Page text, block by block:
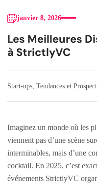
janvier 8, 2026
Les Meilleures
à StrictlyVC
Start-ups Tendances et
Imaginez un monde où les
viennent pas d’une scène
interminables, mais d’une
cocktail. En 2025, c’est
événements StrictlyVC